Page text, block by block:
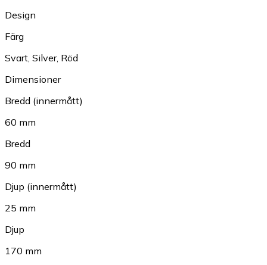
Design
Färg
Svart Silver, Röd
Dimensioner
Bredd (innermått)
60 mm
Bredd
90 mm
Djup (innermått)
25 mm
Djup
170 mm